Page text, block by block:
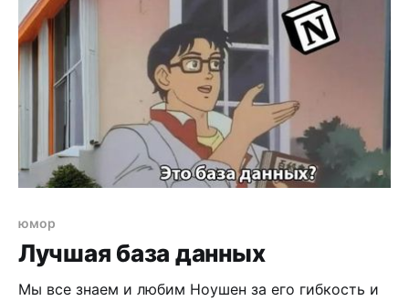
писал о том, что сервис написан на скучных
технологиях, что сейчас руби
юмор
Лучшая база данных
Мы все знаем и любим Ноушен за его гибкость и